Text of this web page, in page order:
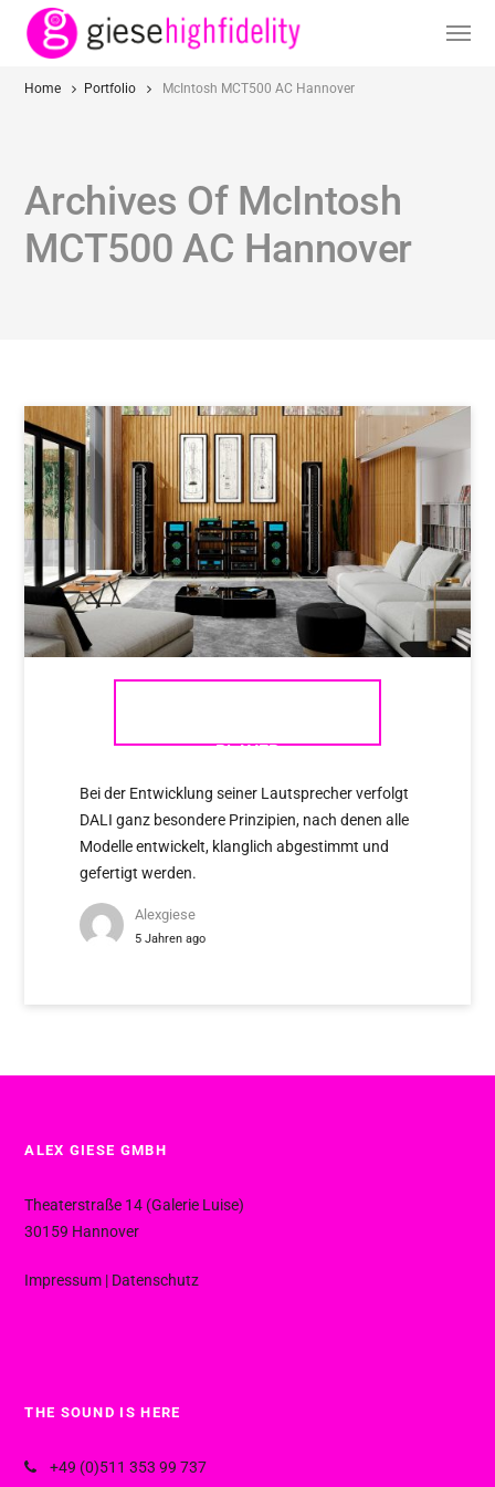
Home Portfolio McIntosh MCT500 AC Hannover
Archives Of McIntosh
MCT500 AC Hannover
PLAYER
Bei der Entwicklung seiner Lautsprecher verfolgt
DALI ganz besondere Prinzipien, nach denen alle
Modelle entwickelt, klanglich abgestimmt und
gefertigt werden.
Alexgiese
5 Jahren ago
ALEX GIESE GMBH
Theaterstraße 14 (Galerie Luise)
30159 Hannover
Impressum | Datenschutz
THE SOUND IS HERE
+49 (0)511 353 99 737